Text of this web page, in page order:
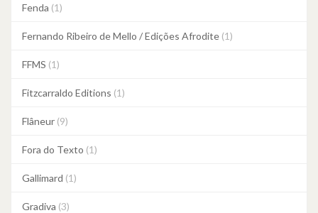
Fenda (1)
Fernando Ribeiro de Mello / Edições Afrodite (1)
FFMS (1)
Fitzcarraldo Editions (1)
Flâneur (9)
Fora do Texto (1)
Gallimard (1)
Gradiva (3)